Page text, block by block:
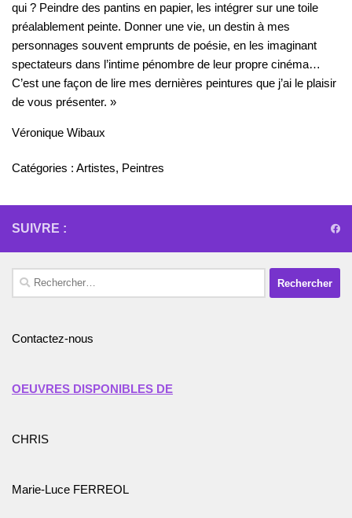
qui ? Peindre des pantins en papier, les intégrer sur une toile
préalablement peinte. Donner une vie, un destin à mes
personnages souvent emprunts de poésie, en les imaginant
spectateurs dans l’intime pénombre de leur propre cinéma…
C’est une façon de lire mes dernières peintures que j’ai le plaisir
de vous présenter. »
Véronique Wibaux
Catégories : Artistes, Peintres
SUIVRE :
Rechercher :
Contactez-nous
OEUVRES DISPONIBLES DE
CHRIS
Marie-Luce FERREOL